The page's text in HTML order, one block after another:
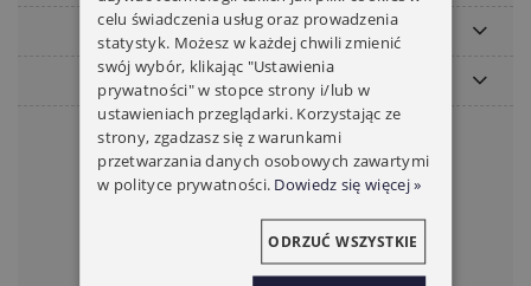
MOJE KONTO
PŁATNOŚCI I DOSTAWA
KONTAKT
WOSTER BRAMY ROLETY
ul. Wróblewskiego 18
41-106 Siemianowice Śląskie
województwo śląskie
NIP: 6262466375
celu świadczenia usług oraz prowadzenia
statystyk. Możesz w każdej chwili zmienić
swój wybór, klikając "Ustawienia
prywatności" w stopce strony i/lub w
ustawieniach przeglądarki. Korzystając ze
strony, zgadzasz się z warunkami
przetwarzania danych osobowych zawartymi
w polityce prywatności. Dowiedz się więcej »
ODRZUĆ WSZYSTKIE